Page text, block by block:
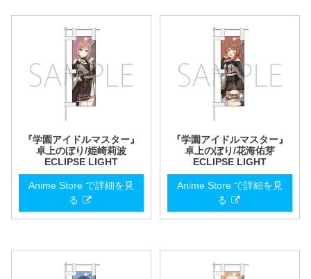
『学園アイドルマスター』
卓上のぼり/姫崎莉波
ECLIPSE LIGHT
Anime Store で詳細を見
る
『学園アイドルマスター』
卓上のぼり/花海佑芽
ECLIPSE LIGHT
Anime Store で詳細を見
る